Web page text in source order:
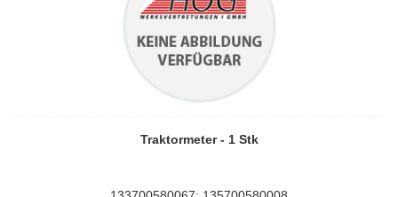
Traktormeter - 1 Stk